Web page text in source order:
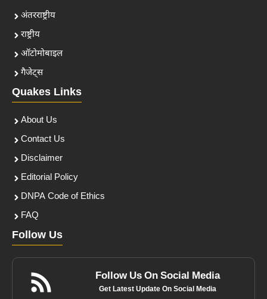
अंतरराष्ट्रीय
राष्ट्रीय
ऑटोमोबाइल
गैजेट्स
Quakes Links
About Us
Contact Us
Disclaimer
Editorial Policy
DNPA Code of Ethics
FAQ
Follow Us
Follow Us On Social Media
Get Latest Update On Social Media